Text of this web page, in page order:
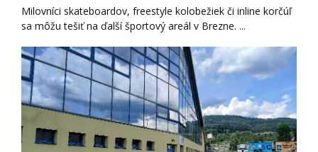
Milovníci skateboardov, freestyle kolobežiek či inline korčúľ
sa môžu tešiť na ďalší športový areál v Brezne. ...